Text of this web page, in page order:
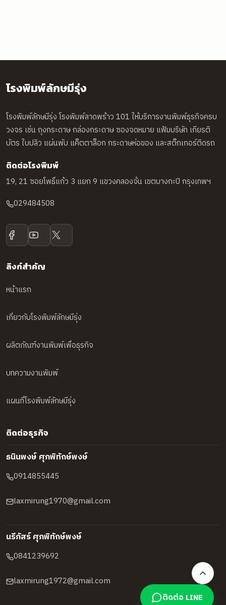
โรงพิมพ์ลักษมีรุ่ง
โรงพิมพ์ลักษมีรุ่ง โรงพิมพ์ลาดพร้าว 101 ให้บริการงานพิมพ์ธุรกิจครบ
วงจร เช่น ถุงกระดาษ กล่องกระดาษ ซองจดหมาย แฟ้มบริษัท เกียรติ
บัตร ใบปลิว แผ่นพับ แค็ตตาล็อก กระดาษห่อของ และสติ๊กเกอร์ติดรถ
ติดต่อโรงพิมพ์
19, 21 ซอยโพธิ์แก้ว 3 แยก 9 แขวงคลองจั่น เขตบางกะปิ กรุงเทพฯ
029484508
ลิงก์สำคัญ
หน้าแรก
เกี่ยวกับโรงพิมพ์ลักษมีรุ่ง
ผลิตภัณฑ์งานพิมพ์เพื่อธุรกิจ
บทความงานพิมพ์
แผนที่โรงพิมพ์ลักษมีรุ่ง
ติดต่อธุรกิจ
ธนินพงษ์ ศุภพิทักษ์พงษ์
0914855445
laxmirung1970@gmail.com
นรีภัสร์ ศุภพิทักษ์พงษ์
0841239692
laxmirung1972@gmail.com
ติดต่อ LINE